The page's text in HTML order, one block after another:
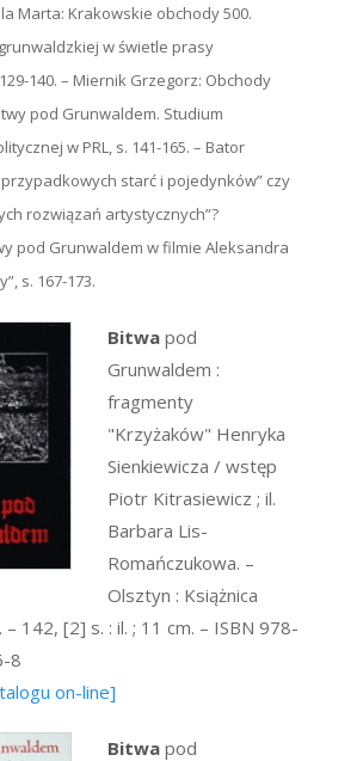
Marta: Krakowskie obchody 500.
w świetle prasy
140. – Miernik Grzegorz: Obchody
pod Grunwaldem. Studium
w PRL, s. 141-165. – Bator
starć i pojedynków” czy
rozwiązań artystycznych”?
pod Grunwaldem w filmie Aleksandra
s. 167-173.
Bitwa pod
Grunwaldem :
fragmenty
"Krzyżaków" Henryka
Sienkiewicza / wstęp
Piotr Kitrasiewicz ; il.
Barbara Lis-
Romańczukowa. –
Olsztyn : Książnica
– 142, [2] s. : il. ; 11 cm. – ISBN 978-
8
on-line]
Bitwa pod